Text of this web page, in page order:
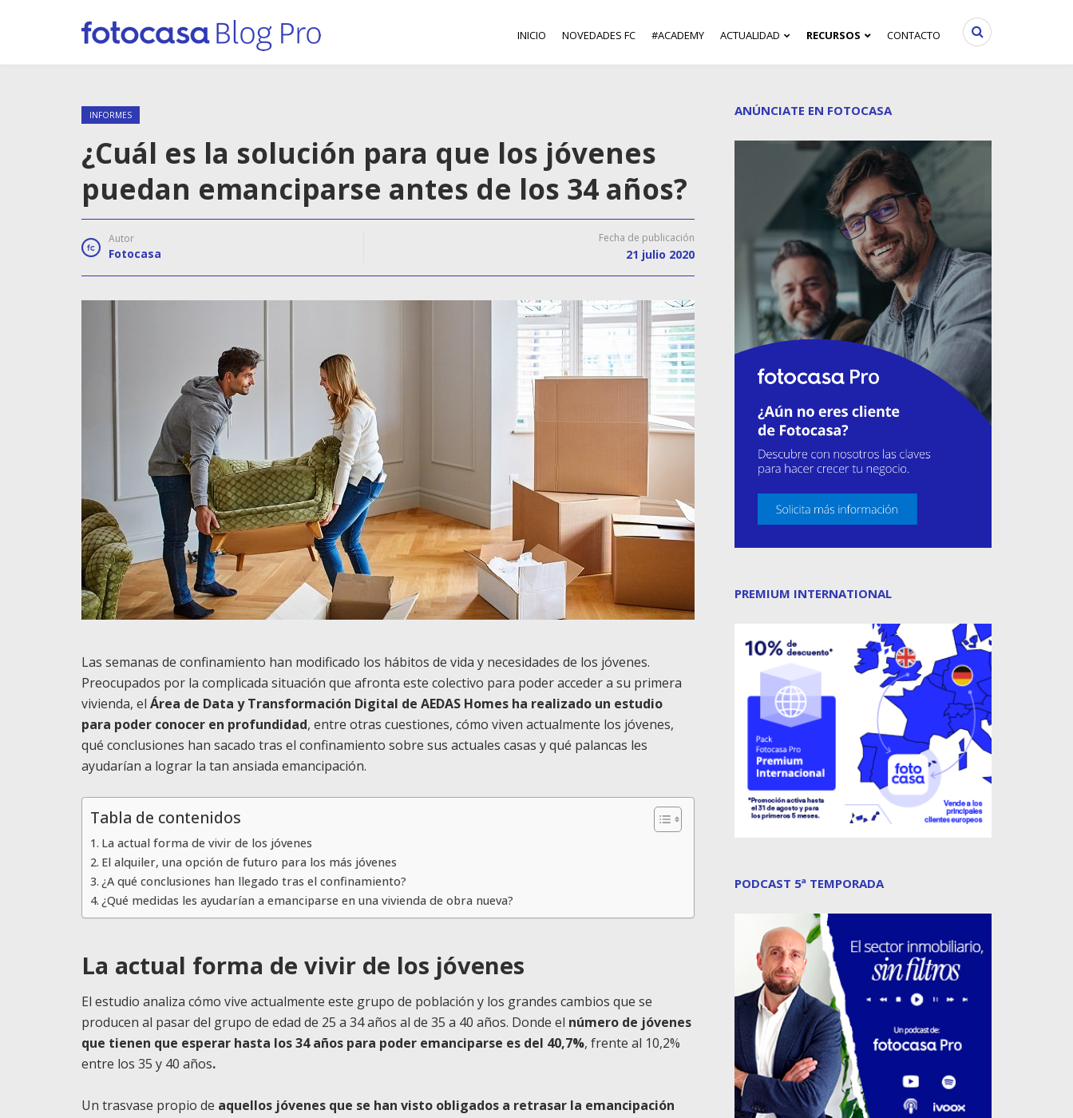
INICIO NOVEDADES FC #ACADEMY ACTUALIDAD RECURSOS CONTACTO
INFORMES
¿Cuál es la solución para que los jóvenes
puedan emanciparse antes de los 34 años?
Autor
Fotocasa
Fecha de publicación
21 julio 2020
Las semanas de confinamiento han modificado los hábitos de vida y necesidades de los jóvenes.
Preocupados por la complicada situación que afronta este colectivo para poder acceder a su primera
vivienda, el Área de Data y Transformación Digital de AEDAS Homes ha realizado un estudio
para poder conocer en profundidad, entre otras cuestiones, cómo viven actualmente los jóvenes,
qué conclusiones han sacado tras el confinamiento sobre sus actuales casas y qué palancas les
ayudarían a lograr la tan ansiada emancipación.
Tabla de contenidos
La actual forma de vivir de los jóvenes
El alquiler, una opción de futuro para los más jóvenes
¿A qué conclusiones han llegado tras el confinamiento?
¿Qué medidas les ayudarían a emanciparse en una vivienda de obra nueva?
La actual forma de vivir de los jóvenes
El estudio analiza cómo vive actualmente este grupo de población y los grandes cambios que se
producen al pasar del grupo de edad de 25 a 34 años al de 35 a 40 años. Donde el número de jóvenes
que tienen que esperar hasta los 34 años para poder emanciparse es del 40,7%, frente al 10,2%
entre los 35 y 40 años.
Un trasvase propio de aquellos jóvenes que se han visto obligados a retrasar la emancipación
ANÚNCIATE EN FOTOCASA
PREMIUM INTERNATIONAL
PODCAST 5ª TEMPORADA